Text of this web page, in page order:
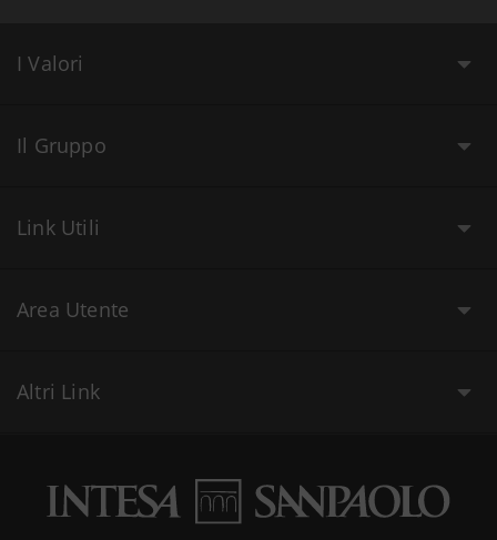
I Valori
Il Gruppo
Link Utili
Area Utente
Altri Link